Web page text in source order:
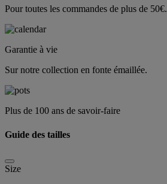
Pour toutes les commandes de plus de 50€.
Garantie à vie
Sur notre collection en fonte émaillée.
Plus de 100 ans de savoir-faire
Guide des tailles
Size